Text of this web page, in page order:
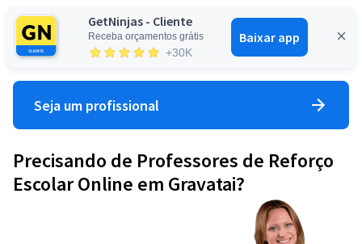
GetNinjas - Cliente
Receba orçamentos grátis
+30K
Baixar app
Entrar
Seja um profissional
Precisando de Professores de Reforço
Escolar Online em Gravatai?